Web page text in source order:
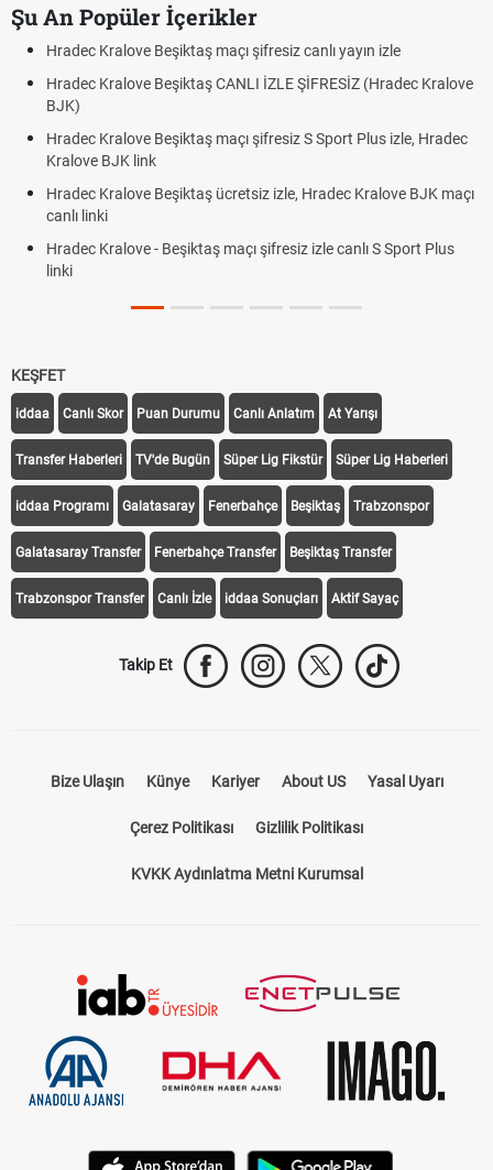
Şu An Popüler İçerikler
Hradec Kralove - Beşiktaş maçı şifresiz izle canlı tv100 linki
Hradec Kralove Beşiktaş maçı şifresiz tv100 izle, Hradec Kralove
BJK link
Trivela Nedir? Trivela Vuruşu Nasıl Yapılır?
Röveşata Nedir? Röveşata Vuruşu Nasıl Yapılır?
Plonjon Nedir? Kalecilikte Plonjon Hareketi Nasıl Yapılır?
KEŞFET
iddaa Canlı Skor Puan Durumu Canlı Anlatım At Yarışı
Transfer Haberleri TV'de Bugün Süper Lig Fikstür Süper Lig Haberleri
iddaa Programı Galatasaray Fenerbahçe Beşiktaş Trabzonspor
Galatasaray Transfer Fenerbahçe Transfer Beşiktaş Transfer
Trabzonspor Transfer Canlı İzle iddaa Sonuçları Aktif Sayaç
Takip Et
Bize Ulaşın Künye Kariyer About US Yasal Uyarı
Çerez Politikası Gizlilik Politikası
KVKK Aydınlatma Metni Kurumsal